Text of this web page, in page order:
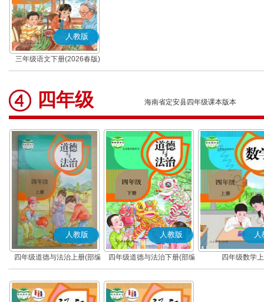
人教版
三年级语文下册(2026春版)
(部编版)
四年级 海南省定安县四年级课本版本
人教版
四年级道德与法治上册(部编
版)
人教版
四年级道德与法治下册(部编
版)
人
四年级数学